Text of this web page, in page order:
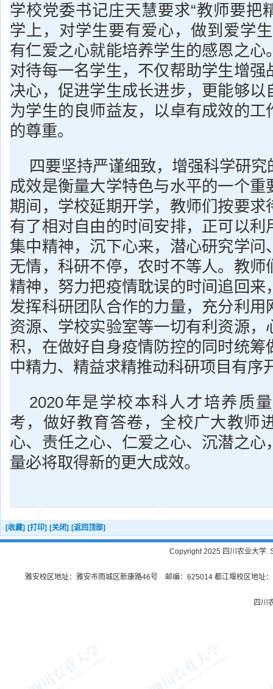
学校党委书记庄天慧要求“教师要把
学上，对学生要有爱心，做到爱学
有仁爱之心就能培养学生的感恩之心
对待每一名学生，不仅帮助学生增强
决心，促进学生成长进步，更能够以
为学生的良师益友，以卓有成效的工
的尊重。
四要坚持严谨细致，增强科学研
成效是衡量大学特色与水平的一个重
期间，学校延期开学，教师们按要求
有了相对自由的时间安排，正可以利
集中精神，沉下心来，潜心研究学问
无情，科研不停，农时不等人。教师
精神，努力把疫情耽误的时间追回来
发挥科研团队合作的力量，充分利用
资源、学校实验室等一切有利资源，
积，在做好自身疫情防控的同时统筹
中精力、精益求精推动科研项目有序
2020年是学校本科人才培养质
考，做好教育答卷，全校广大教师
心、责任之心、仁爱之心、沉潜之心
量必将取得新的更大成效。
[收藏] [打印] [关闭] [返回顶部]
Copyright 2025 四川农业大学.
雅安校区地址：雅安市雨城区新康路46号 邮编：625014 都江堰校区地址
四川